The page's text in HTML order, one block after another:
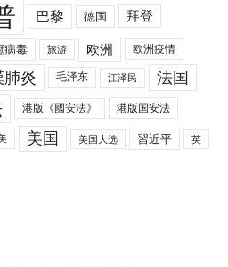
巴黎 德国 拜登
病毒 旅游 欧洲 欧洲疫情
肺炎 毛泽东 江泽民 法国
港版《國安法》 港版国安法
美国 美国大选 習近平 英